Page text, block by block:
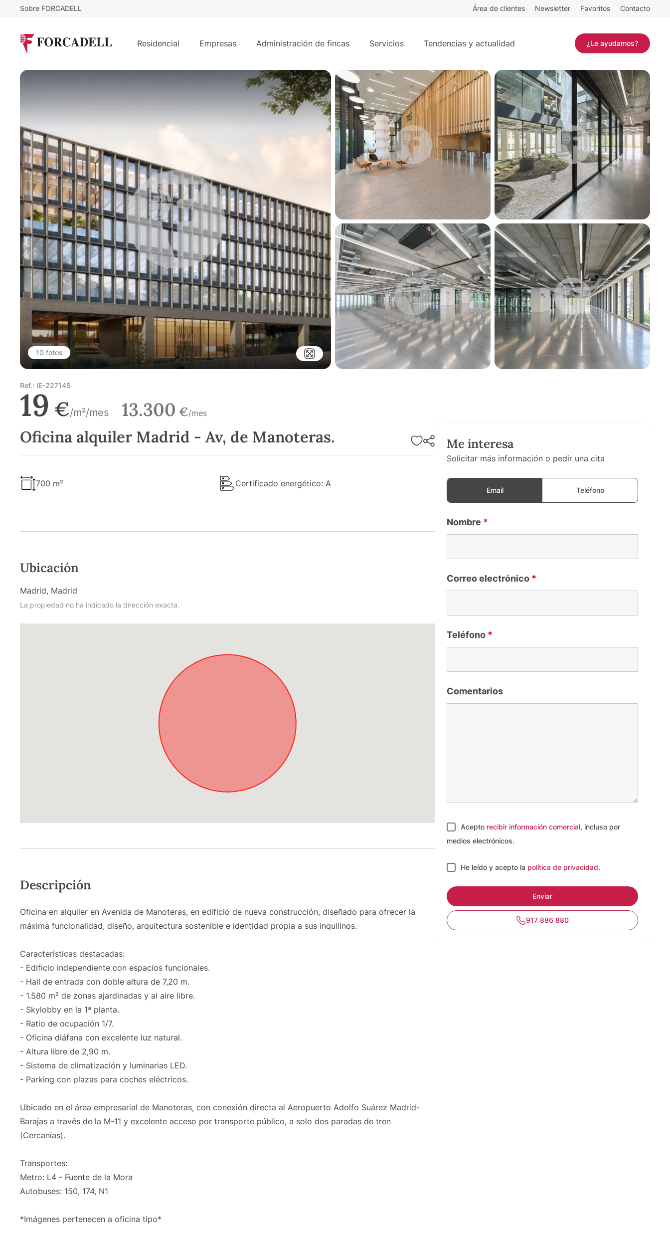
Sobre FORCADELL Área de clientes Newsletter Favoritos Contacto
Residencial Empresas Administración de fincas Servicios Tendencias y actualidad ¿Le ayudamos?
Oficina alquiler Madrid - Av, de Manoteras.
10 fotos
Ref.: IE-227145
19 €/m²/mes 13.300 €/mes
Oficina alquiler Madrid - Av, de Manoteras.
700 m² Certificado energético: A
Ubicación
Madrid, Madrid
La propiedad no ha indicado la dirección exacta.
Descripción
Oficina en alquiler en Avenida de Manoteras, en edificio de nueva construcción, diseñado para ofrecer la
máxima funcionalidad, diseño, arquitectura sostenible e identidad propia a sus inquilinos.
Características destacadas:
- Edificio independiente con espacios funcionales.
- Hall de entrada con doble altura de 7,20 m.
- 1.580 m² de zonas ajardinadas y al aire libre.
- Skylobby en la 1ª planta.
- Ratio de ocupación 1/7.
- Oficina diáfana con excelente luz natural.
- Altura libre de 2,90 m.
- Sistema de climatización y luminarias LED.
- Parking con plazas para coches eléctricos.
Ubicado en el área empresarial de Manoteras, con conexión directa al Aeropuerto Adolfo Suárez Madrid-
Barajas a través de la M-11 y excelente acceso por transporte público, a solo dos paradas de tren
(Cercanías).
Transportes:
Metro: L4 - Fuente de la Mora
Autobuses: 150, 174, N1
*Imágenes pertenecen a oficina tipo*
Me interesa
Solicitar más información o pedir una cita
Email Teléfono
Nombre *
Correo electrónico *
Teléfono *
Comentarios
Acepto recibir información comercial, incluso por
medios electrónicos.
He leído y acepto la política de privacidad.
917 886 880